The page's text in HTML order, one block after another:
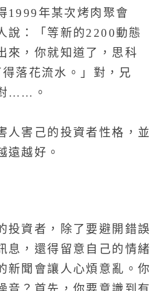
1999年某次烤肉聚會
說：「等新的2200動態
來，你就知道了，思科
得落花流水。」對，兄
……。
人害己的投資者性格，並
遠越好。
投資者，除了要避開錯誤
息，還得留意自己的情緒
新聞會讓人心煩意亂。你